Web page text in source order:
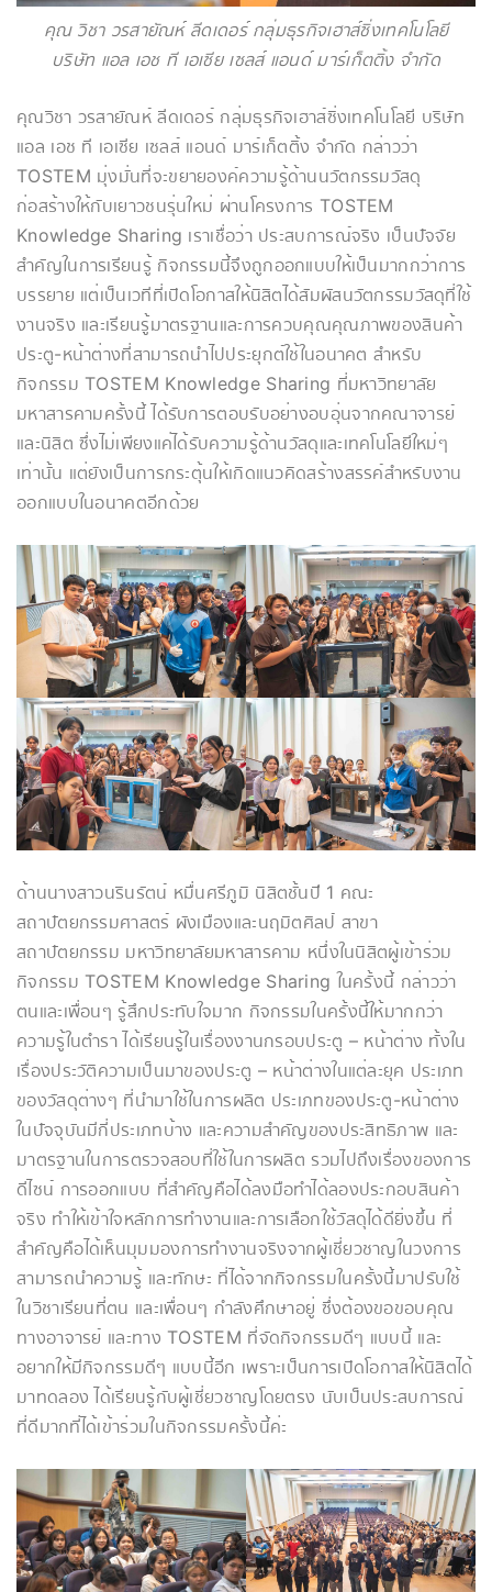
คุณ วิชา วรสายัณห์ ลีดเดอร์ กลุ่มธุรกิจเฮาส์ซิ่งเทคโนโลยี
บริษัท แอล เอช ที เอเซีย เซลส์ แอนด์ มาร์เก็ตติ้ง จำกัด
คุณวิชา วรสายัณห์ ลีดเดอร์ กลุ่มธุรกิจเฮาส์ซิ่งเทคโนโลยี บริษัท
แอล เอช ที เอเซีย เซลส์ แอนด์ มาร์เก็ตติ้ง จำกัด กล่าวว่า
TOSTEM มุ่งมั่นที่จะขยายองค์ความรู้ด้านนวัตกรรมวัสดุ
ก่อสร้างให้กับเยาวชนรุ่นใหม่ ผ่านโครงการ TOSTEM
Knowledge Sharing เราเชื่อว่า ประสบการณ์จริง เป็นปัจจัย
สำคัญในการเรียนรู้ กิจกรรมนี้จึงถูกออกแบบให้เป็นมากกว่าการ
บรรยาย แต่เป็นเวทีที่เปิดโอกาสให้นิสิตได้สัมผัสนวัตกรรมวัสดุที่ใช้
งานจริง และเรียนรู้มาตรฐานและการควบคุณคุณภาพของสินค้า
ประตู-หน้าต่างที่สามารถนำไปประยุกต์ใช้ในอนาคต สำหรับ
กิจกรรม TOSTEM Knowledge Sharing ที่มหาวิทยาลัย
มหาสารคามครั้งนี้ ได้รับการตอบรับอย่างอบอุ่นจากคณาจารย์
และนิสิต ซึ่งไม่เพียงแค่ได้รับความรู้ด้านวัสดุและเทคโนโลยีใหม่ๆ
เท่านั้น แต่ยังเป็นการกระตุ้นให้เกิดแนวคิดสร้างสรรค์สำหรับงาน
ออกแบบในอนาคตอีกด้วย
ด้านนางสาวนรินรัตน์ หมื่นศรีภูมิ นิสิตชั้นปี 1 คณะ
สถาปัตยกรรมศาสตร์ ผังเมืองและนฤมิตศิลป์ สาขา
สถาปัตยกรรม มหาวิทยาลัยมหาสารคาม หนึ่งในนิสิตผู้เข้าร่วม
กิจกรรม TOSTEM Knowledge Sharing ในครั้งนี้ กล่าวว่า
ตนและเพื่อนๆ รู้สึกประทับใจมาก กิจกรรมในครั้งนี้ให้มากกว่า
ความรู้ในตำรา ได้เรียนรู้ในเรื่องงานกรอบประตู – หน้าต่าง ทั้งใน
เรื่องประวัติความเป็นมาของประตู – หน้าต่างในแต่ละยุค ประเภท
ของวัสดุต่างๆ ที่นำมาใช้ในการผลิต ประเภทของประตู-หน้าต่าง
ในปัจจุบันมีกี่ประเภทบ้าง และความสำคัญของประสิทธิภาพ และ
มาตรฐานในการตรวจสอบที่ใช้ในการผลิต รวมไปถึงเรื่องของการ
ดีไซน์ การออกแบบ ที่สำคัญคือได้ลงมือทำได้ลองประกอบสินค้า
จริง ทำให้เข้าใจหลักการทำงานและการเลือกใช้วัสดุได้ดียิ่งขึ้น ที่
สำคัญคือได้เห็นมุมมองการทำงานจริงจากผู้เชี่ยวชาญในวงการ
สามารถนำความรู้ และทักษะ ที่ได้จากกิจกรรมในครั้งนี้มาปรับใช้
ในวิชาเรียนที่ตน และเพื่อนๆ กำลังศึกษาอยู่ ซึ่งต้องขอขอบคุณ
ทางอาจารย์ และทาง TOSTEM ที่จัดกิจกรรมดีๆ แบบนี้ และ
อยากให้มีกิจกรรมดีๆ แบบนี้อีก เพราะเป็นการเปิดโอกาสให้นิสิตได้
มาทดลอง ได้เรียนรู้กับผู้เชี่ยวชาญโดยตรง นับเป็นประสบการณ์
ที่ดีมากที่ได้เข้าร่วมในกิจกรรมครั้งนี้ค่ะ